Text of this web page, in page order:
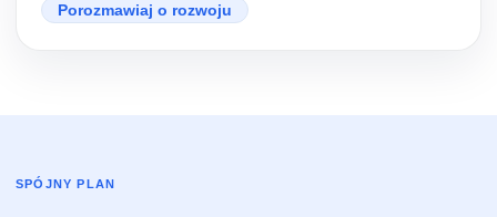
Porozmawiaj o rozwoju
SPÓJNY PLAN